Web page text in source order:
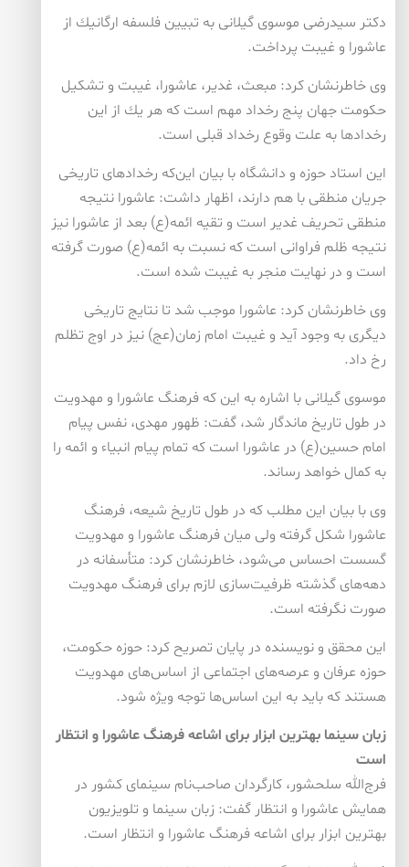
دكتر سیدرضی موسوی گیلانی به تبیین فلسفه ارگانیك از
عاشورا و غیبت پرداخت.
وی خاطرنشان كرد: مبعث، غدیر، عاشورا، غیبت و تشكیل
حكومت جهان پنج رخداد مهم است كه هر یك از این
رخدادها به علت وقوع رخداد قبلی است.
این استاد حوزه و دانشگاه با بیان این‌كه رخدادهای تاریخی
جریان منطقی با هم دارند، اظهار داشت: عاشورا نتیجه
منطقی تحریف غدیر است و تقیه ائمه(ع) بعد از عاشورا نیز
نتیجه ظلم فراوانی است كه نسبت به ائمه(ع) صورت گرفته
است و در نهایت منجر به غیبت شده است.
وی خاطرنشان كرد: عاشورا موجب شد تا نتایج تاریخی
دیگری به وجود آید و غیبت امام زمان(عج) نیز در اوج تظلم
رخ داد.
موسوی گیلانی با اشاره به این كه فرهنگ عاشورا و مهدویت
در طول تاریخ ماندگار شد، گفت: ظهور مهدی، نفس پیام
امام حسین(ع) در عاشورا است كه تمام پیام انبیاء و ائمه را
به كمال خواهد رساند.
وی با بیان این مطلب كه در طول تاریخ شیعه، فرهنگ
عاشورا شكل گرفته ولی میان فرهنگ عاشورا و مهدویت
گسست احساس می‌شود، خاطرنشان كرد: متأسفانه در
دهه‌های گذشته ظرفیت‌سازی لازم برای فرهنگ مهدویت
صورت نگرفته است.
این محقق و نویسنده در پایان تصریح كرد: حوزه حكومت،
حوزه عرفان و عرصه‌های اجتماعی از اساس‌های مهدویت
هستند كه باید به این اساس‌ها توجه ویژه شود.
زبان سینما بهترین ابزار برای اشاعه فرهنگ عاشورا و انتظار
است
فرج‌الله سلحشور، كارگردان صاحب‌نام سینمای كشور در
همایش عاشورا و انتظار گفت: زبان سینما و تلویزیون
بهترین ابزار برای اشاعه فرهنگ عاشورا و انتظار است.